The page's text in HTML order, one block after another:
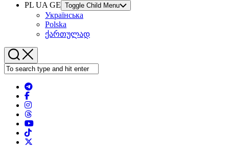
PL UA GE Toggle Child Menu
Українська
Polska
ქართულად